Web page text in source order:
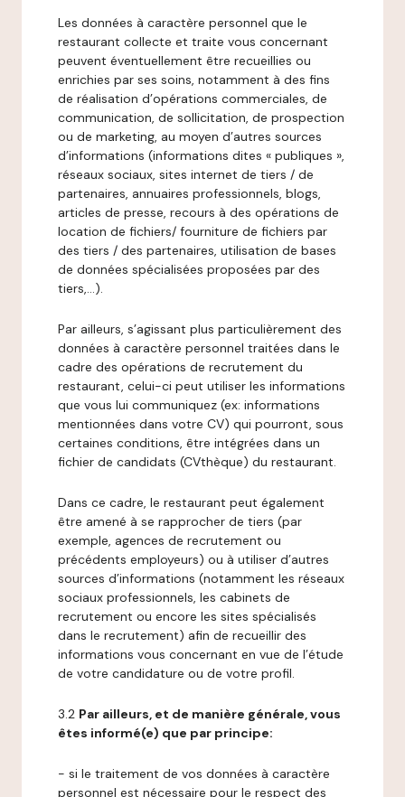
Les données à caractère personnel que le
restaurant collecte et traite vous concernant
peuvent éventuellement être recueillies ou
enrichies par ses soins, notamment à des fins
de réalisation d’opérations commerciales, de
communication, de sollicitation, de prospection
ou de marketing, au moyen d’autres sources
d’informations (informations dites « publiques »,
réseaux sociaux, sites internet de tiers / de
partenaires, annuaires professionnels, blogs,
articles de presse, recours à des opérations de
location de fichiers/ fourniture de fichiers par
des tiers / des partenaires, utilisation de bases
de données spécialisées proposées par des
tiers,…).
Par ailleurs, s’agissant plus particulièrement des
données à caractère personnel traitées dans le
cadre des opérations de recrutement du
restaurant, celui-ci peut utiliser les informations
que vous lui communiquez (ex: informations
mentionnées dans votre CV) qui pourront, sous
certaines conditions, être intégrées dans un
fichier de candidats (CVthèque) du restaurant.
Dans ce cadre, le restaurant peut également
être amené à se rapprocher de tiers (par
exemple, agences de recrutement ou
précédents employeurs) ou à utiliser d’autres
sources d’informations (notamment les réseaux
sociaux professionnels, les cabinets de
recrutement ou encore les sites spécialisés
dans le recrutement) afin de recueillir des
informations vous concernant en vue de l’étude
de votre candidature ou de votre profil.
3.2 Par ailleurs, et de manière générale, vous
êtes informé(e) que par principe:
- si le traitement de vos données à caractère
personnel est nécessaire pour le respect des